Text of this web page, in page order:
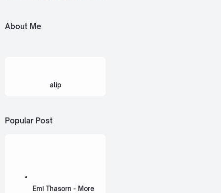
About Me
alip
Popular Post
Emi Thasorn - More